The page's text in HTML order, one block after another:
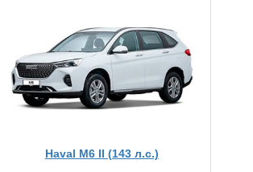
Haval M6 II (143 л.с.)